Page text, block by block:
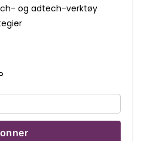
og adtech-verktøy